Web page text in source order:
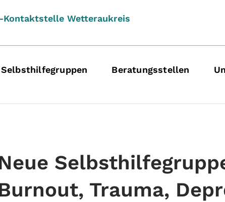
Wetteraukreis
Selbsthilfegruppen Beratungsstellen
Trauma,